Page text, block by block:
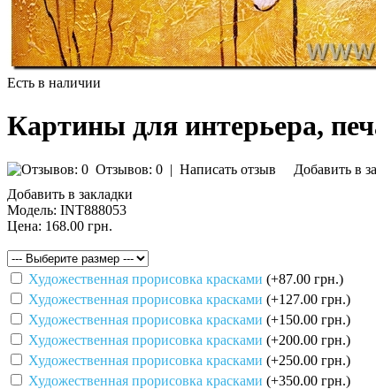
Есть в наличии
Картины для интерьера,
Отзывов: 0 | Написать отзыв
Добавить в
Добавить в закладки
Модель: INT888053
Цена: 168.00 грн.
Художественная прорисовка красками (+87.00 грн.)
Художественная прорисовка красками (+127.00 грн.)
Художественная прорисовка красками (+150.00 грн.)
Художественная прорисовка красками (+200.00 грн.)
Художественная прорисовка красками (+250.00 грн.)
Художественная прорисовка красками (+350.00 грн.)